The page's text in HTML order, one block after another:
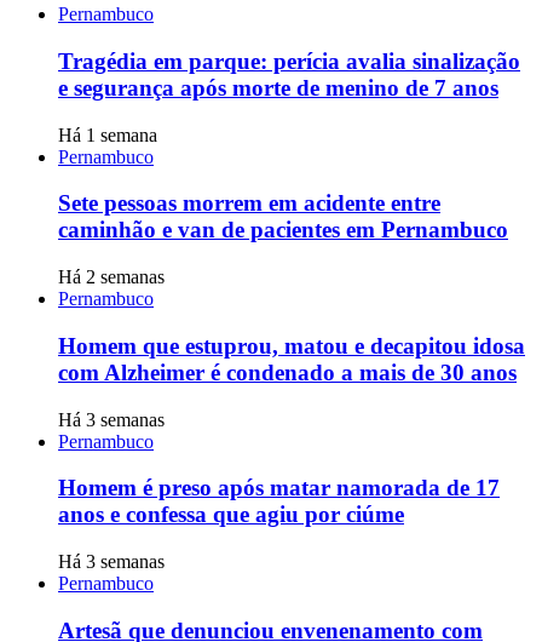
Pernambuco
Tragédia em parque: perícia avalia sinalização
e segurança após morte de menino de 7 anos
Há 1 semana
Pernambuco
Sete pessoas morrem em acidente entre
caminhão e van de pacientes em Pernambuco
Há 2 semanas
Pernambuco
Homem que estuprou, matou e decapitou idosa
com Alzheimer é condenado a mais de 30 anos
Há 3 semanas
Pernambuco
Homem é preso após matar namorada de 17
anos e confessa que agiu por ciúme
Há 3 semanas
Pernambuco
Artesã que denunciou envenenamento com